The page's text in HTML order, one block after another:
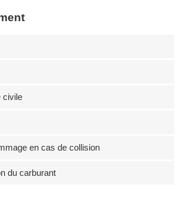
civile
en cas de collision
du carburant